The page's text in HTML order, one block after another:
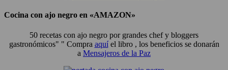
Cocina con ajo negro en «AMAZON»
50 recetas con ajo negro por grandes chef y bloggers
gastronómicos" " Compra aquíel libro , los beneficios se donarán
a Mensajeros de la Paz